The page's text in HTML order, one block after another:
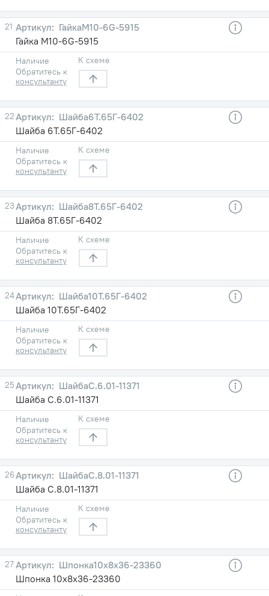
21
ГайкаМ10-6G-5915
Гайка М10-6G-5915
Наличие
Обратитесь к
консультанту
К схеме
22
Шайба6Т.65Г-6402
Шайба 6Т.65Г-6402
Наличие
Обратитесь к
консультанту
К схеме
23
Шайба8Т.65Г-6402
Шайба 8Т.65Г-6402
Наличие
Обратитесь к
консультанту
К схеме
24
Шайба10Т.65Г-6402
Шайба 10Т.65Г-6402
Наличие
Обратитесь к
консультанту
К схеме
25
ШайбаС.6.01-11371
Шайба С.6.01-11371
Наличие
Обратитесь к
консультанту
К схеме
26
ШайбаС.8.01-11371
Шайба С.8.01-11371
Наличие
Обратитесь к
консультанту
К схеме
27
Шпонка10х8х36-23360
Шпонка 10х8х36-23360